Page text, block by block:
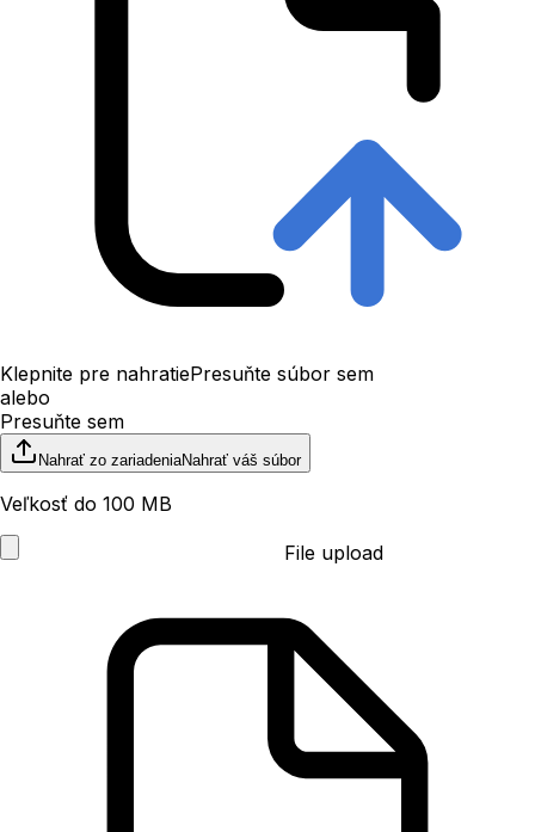
Klepnite pre nahratiePresuňte súbor sem
alebo
Presuňte sem
Nahrať zo zariadeniaNahrať váš súbor
Veľkosť do 100 MB
File upload